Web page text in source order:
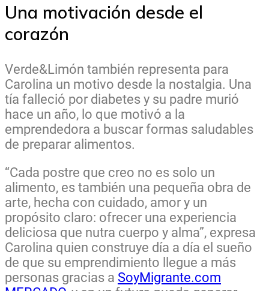
Una motivación desde el
corazón
Verde&Limón también representa para
Carolina un motivo desde la nostalgia. Una
tía falleció por diabetes y su padre murió
hace un año, lo que motivó a la
emprendedora a buscar formas saludables
de preparar alimentos.
“Cada postre que creo no es solo un
alimento, es también una pequeña obra de
arte, hecha con cuidado, amor y un
propósito claro: ofrecer una experiencia
deliciosa que nutra cuerpo y alma”, expresa
Carolina quien construye día a día el sueño
de que su emprendimiento llegue a más
personas gracias a SoyMigrante.com